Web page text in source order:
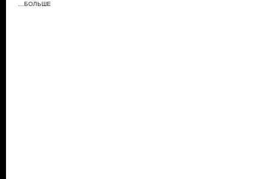
…БОЛЬШЕ